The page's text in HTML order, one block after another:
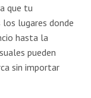
que tu
lugares donde
hasta la
pueden
sin importar